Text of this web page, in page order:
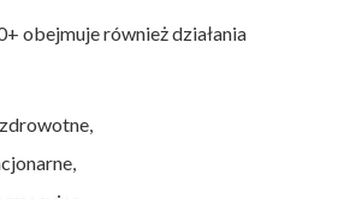
obejmuje również działania